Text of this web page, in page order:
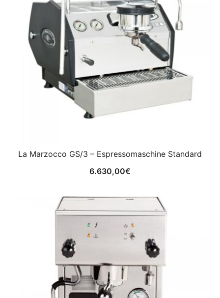
La Marzocco GS/3 – Espressomaschine Standard
6.630,00€